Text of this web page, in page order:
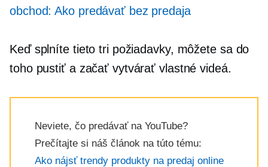
obchod: Ako predávať bez predaja
Keď splníte tieto tri požiadavky, môžete sa do
toho pustiť a začať vytvárať vlastné videá.
Neviete, čo predávať na YouTube?
Prečítajte si náš článok na túto tému:
Ako nájsť trendy produkty na predaj online